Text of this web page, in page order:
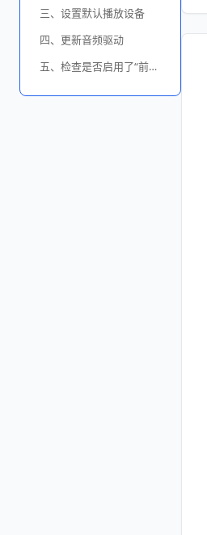
三、设置默认播放设备
四、更新音频驱动
五、检查是否启用了“前面板插孔检测”